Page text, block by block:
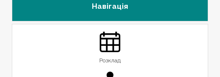
Навігація
Розклад